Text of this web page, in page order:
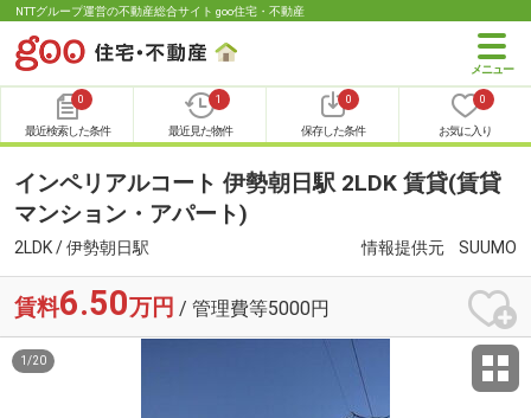
NTTグループ運営の不動産総合サイト goo住宅・不動産
0
最近検索した条件
1
最近見た物件
0
保存した条件
0
お気に入り
インペリアルコート 伊勢朝日駅 2LDK 賃貸(賃貸
マンション・アパート)
2LDK / 伊勢朝日駅 情報提供元 SUUMO
賃料6.50万円 / 管理費等5000円
1 /20